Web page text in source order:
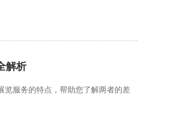
解析
服务的特点，帮助您了解两者的差